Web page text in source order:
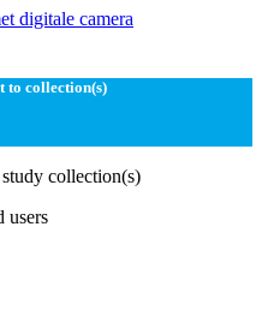
digitale camera
to collection(s)
collection(s)
users